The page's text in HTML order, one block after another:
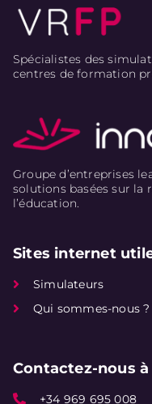
Spécialistes des
centres de formation
Groupe d’entreprises
solutions basées sur la
l’éducation.
Sites internet
Simulateurs
Qui sommes-nous ?
Contactez-nous à
+34 969 695 008